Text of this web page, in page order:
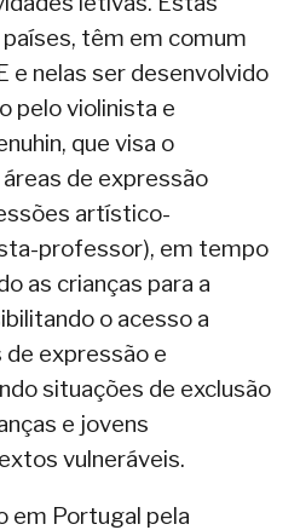
têm em comum
e nelas ser desenvolvido
pelo violinista e
que visa o
de expressão
artístico-
professor), em tempo
as crianças para a
o acesso a
expressão e
situações de exclusão
e jovens
vulneráveis.
em Portugal pela